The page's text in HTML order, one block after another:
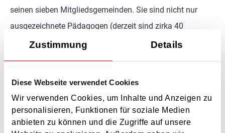
Zustimmung Details
Diese Webseite verwendet Cookies
Wir verwenden Cookies, um Inhalte und Anzeigen zu
personalisieren, Funktionen für soziale Medien
anbieten zu können und die Zugriffe auf unsere
seinen sieben Mitgliedsgemeinden. Sie sind nicht nur
ausgezeichnete Pädagogen (derzeit sind zirka 40
SchülerInnen in Ausbildung) sondern auch sehr aktiv in
ihrem persönlichen künstlerischem Wirken.
http://www.robertfriedl.com
http://www.dorohanke.com
http://www.davidhauser.at